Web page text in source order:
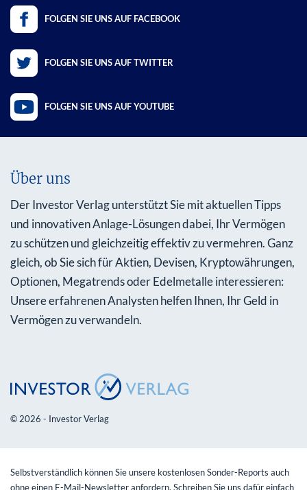
FOLGEN SIE UNS AUF FACEBOOK
FOLGEN SIE UNS AUF TWITTER
FOLGEN SIE UNS AUF YOUTUBE
Über uns
Der Investor Verlag unterstützt Sie mit aktuellen Tipps
und innovativen Anlage-Lösungen dabei, Ihr Vermögen
zu schützen und gleichzeitig effektiv zu vermehren. Ganz
gleich, ob Sie sich für Aktien, Devisen, Kryptowährungen,
Optionen, Megatrends oder Edelmetalle interessieren:
Unsere erfahrenen Analysten helfen Ihnen, Ihr Geld in
Vermögen zu verwandeln.
© 2026 - Investor Verlag
Selbstverständlich können Sie unsere kostenlosen Sonder-Reports auch
ohne einen E-Mail-Newsletter anfordern. Schreiben Sie uns dafür einfach